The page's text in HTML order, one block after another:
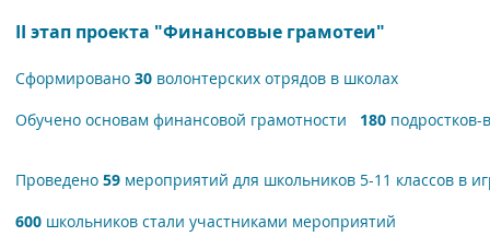
II этап проекта "Финансовые грамотеи"
Сформировано 30 волонтерских отрядов в школах
Обучено основам финансовой грамотности 180 подростков-
Проведено 59 мероприятий для школьников 5-11 классов в
600 школьников стали участниками мероприятий